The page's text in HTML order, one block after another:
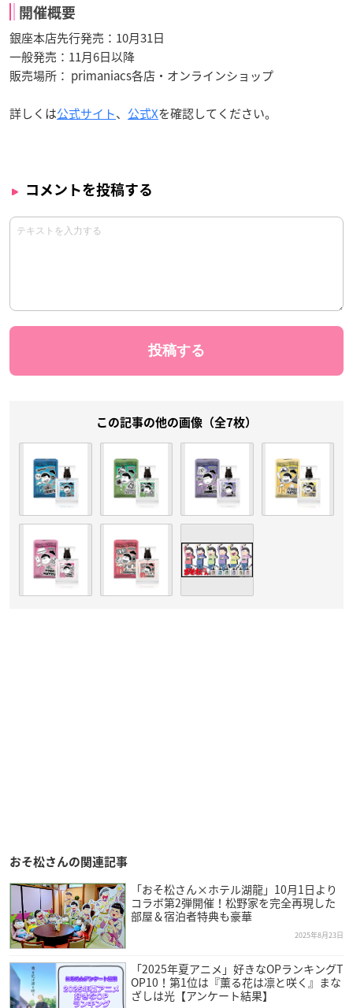
開催概要
銀座本店先行発売：10月31日
一般発売：11月6日以降
販売場所： primaniacs各店・オンラインショップ
詳しくは公式サイト、 公式Xを確認してください。
コメントを投稿する
この記事の他の画像（全7枚）
おそ松さんの関連記事
「おそ松さん×ホテル湖龍」10月1日より
コラボ第2弾開催！松野家を完全再現した
部屋＆宿泊者特典も豪華
2025年8月23日
「2025年夏アニメ」好きなOPランキングT
OP10！第1位は『薫る花は凛と咲く』まな
ざしは光【アンケート結果】